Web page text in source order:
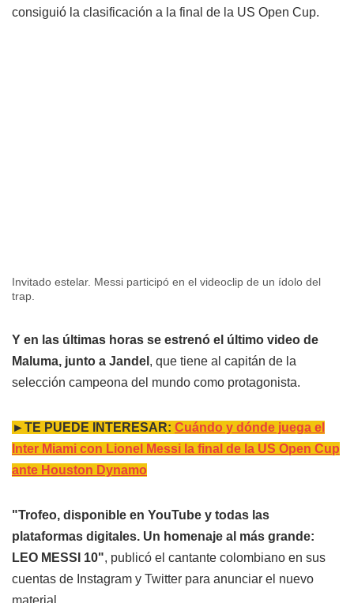
consiguió la clasificación a la final de la US Open Cup.
Invitado estelar. Messi participó en el videoclip de un ídolo del
trap.
Y en las últimas horas se estrenó el último video de
Maluma, junto a Jandel , que tiene al capitán de la
selección campeona del mundo como protagonista.
►TE PUEDE INTERESAR: Cuándo y dónde juega el
Inter Miami con Lionel Messi la final de la US Open Cup
ante Houston Dynamo
"Trofeo, disponible en YouTube y todas las
plataformas digitales. Un homenaje al más grande:
LEO MESSI 10", publicó el cantante colombiano en sus
cuentas de Instagram y Twitter para anunciar el nuevo